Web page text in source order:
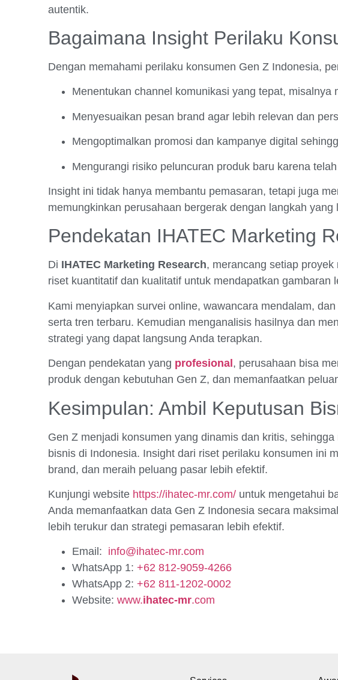
autentik.
Bagaimana Insight Perilaku
Dengan memahami perilaku konsumen Gen Z Indonesia,
Menentukan channel komunikasi yang tepat,
Menyesuaikan pesan brand agar lebih relevan dan
Mengoptimalkan promosi dan kampanye digital
Mengurangi risiko peluncuran produk baru karena
Insight ini tidak hanya membantu pemasaran, tetapi juga
memungkinkan perusahaan bergerak dengan langkah
Pendekatan IHATEC Marketing
Di IHATEC Marketing Research, merancang setiap
riset kuantitatif dan kualitatif untuk mendapatkan
Kami menyiapkan survei online, wawancara mendalam,
serta tren terbaru. Kemudian menganalisis hasilnya dan
strategi yang dapat langsung Anda terapkan.
Dengan pendekatan yang profesional , perusahaan bisa
produk dengan kebutuhan Gen Z, dan memanfaatkan
Kesimpulan: Ambil Keputusan
Gen Z menjadi konsumen yang dinamis dan kritis,
bisnis di Indonesia. Insight dari riset perilaku konsumen ini
brand, dan meraih peluang pasar lebih efektif.
Kunjungi website https://ihatec-mr.com/ untuk mengetahui
Anda memanfaatkan data Gen Z Indonesia secara
lebih terukur dan strategi pemasaran lebih efektif.
Email: info@ihatec-mr.com
WhatsApp 1: +62 812-9059-4266
WhatsApp 2: +62 811-1202-0002
Website: www.ihatec-mr.com